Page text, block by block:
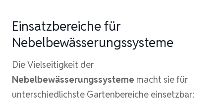
Einsatzbereiche für
Nebelbewässerungssysteme
Die Vielseitigkeit der
Nebelbewässerungssysteme macht sie für
unterschiedlichste Gartenbereiche einsetzbar: